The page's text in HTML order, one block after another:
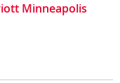
Minneapolis